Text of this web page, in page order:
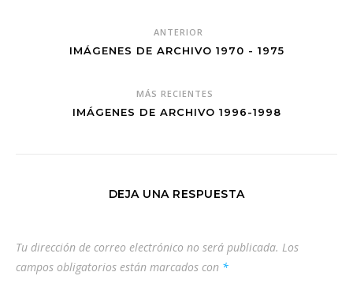
ANTERIOR
IMÁGENES DE ARCHIVO 1970 - 1975
MÁS RECIENTES
IMÁGENES DE ARCHIVO 1996-1998
DEJA UNA RESPUESTA
Tu dirección de correo electrónico no será publicada. Los
campos obligatorios están marcados con *